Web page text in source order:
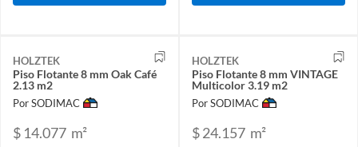
HOLZTEK
Piso Flotante 8 mm Oak Café
2.13 m2
Por SODIMAC
$ 14.077 m²
HOLZTEK
Piso Flotante 8 mm VINTAGE
Multicolor 3.19 m2
Por SODIMAC
$ 24.157 m²